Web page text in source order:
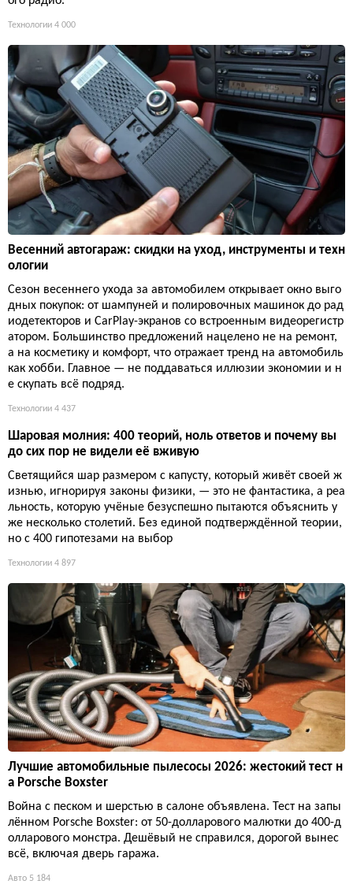
Технологии 4 000
Весенний автогараж: скидки на уход, инструменты и техн
ологии
Сезон весеннего ухода за автомобилем открывает окно выго
дных покупок: от шампуней и полировочных машинок до рад
иодетекторов и CarPlay-экранов со встроенным видеорегистр
атором. Большинство предложений нацелено не на ремонт,
а на косметику и комфорт, что отражает тренд на автомобиль
как хобби. Главное — не поддаваться иллюзии экономии и н
е скупать всё подряд.
Технологии 4 437
Шаровая молния: 400 теорий, ноль ответов и почему вы
до сих пор не видели её вживую
Светящийся шар размером с капусту, который живёт своей ж
изнью, игнорируя законы физики, — это не фантастика, а реа
льность, которую учёные безуспешно пытаются объяснить у
же несколько столетий. Без единой подтверждённой теории,
но с 400 гипотезами на выбор
Технологии 4 897
Лучшие автомобильные пылесосы 2026: жестокий тест н
а Porsche Boxster
Война с песком и шерстью в салоне объявлена. Тест на запы
лённом Porsche Boxster: от 50-долларового малютки до 400-д
олларового монстра. Дешёвый не справился, дорогой вынес
всё, включая дверь гаража.
Авто 5 184